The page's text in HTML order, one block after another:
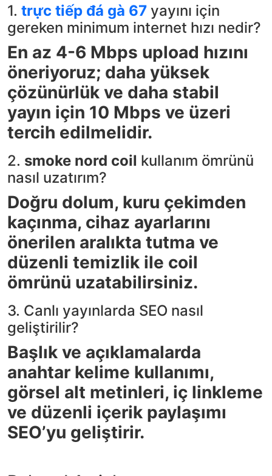
1. trực tiếp đá gà 67 yayını için
gereken minimum internet hızı nedir?
En az 4-6 Mbps upload hızını
öneriyoruz; daha yüksek
çözünürlük ve daha stabil
yayın için 10 Mbps ve üzeri
tercih edilmelidir.
2. smoke nord coil kullanım ömrünü
nasıl uzatırım?
Doğru dolum, kuru çekimden
kaçınma, cihaz ayarlarını
önerilen aralıkta tutma ve
düzenli temizlik ile coil
ömrünü uzatabilirsiniz.
3. Canlı yayınlarda SEO nasıl
geliştirilir?
Başlık ve açıklamalarda
anahtar kelime kullanımı,
görsel alt metinleri, iç linkleme
ve düzenli içerik paylaşımı
SEO’yu geliştirir.